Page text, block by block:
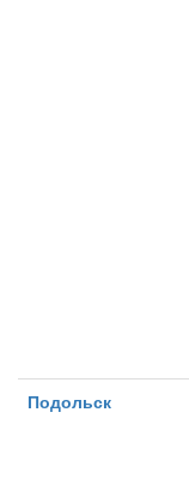
Подольск